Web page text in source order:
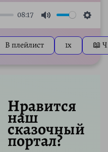
08:17
Mute
В плейлист 1x 📖
Нравится
наш
сказочный
портал?